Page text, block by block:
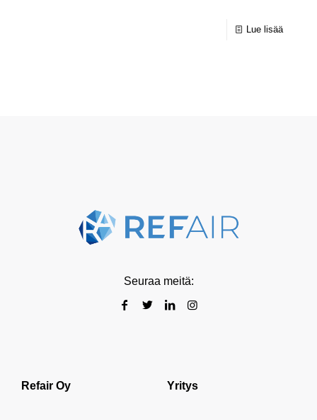
Lue lisää
Seuraa meitä:
Refair Oy Yritys